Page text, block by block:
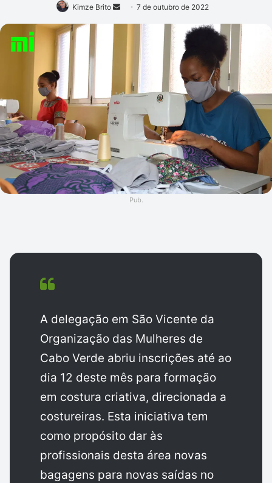
Kimze Brito
Mande7 de outubro de 2022
Pub.
A delegação em São Vicente da
Organização das Mulheres de
Cabo Verde abriu inscrições até ao
dia 12 deste mês para formação
em costura criativa, direcionada a
costureiras. Esta iniciativa tem
como propósito dar às
profissionais desta área novas
bagagens para novas saídas no